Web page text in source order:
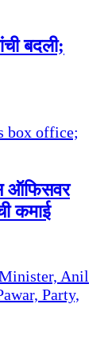
बदली;
ऑफिसवर
कमाई